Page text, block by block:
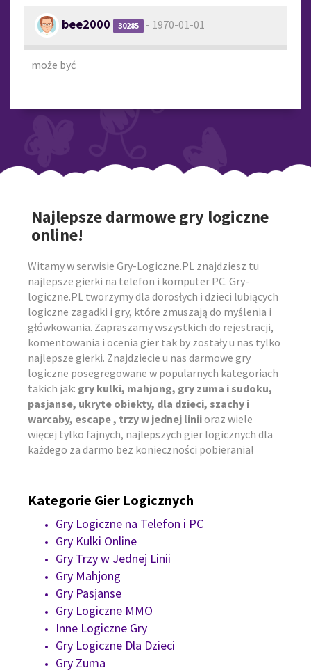
bee2000 30285 - 1970-01-01
może być
Najlepsze darmowe gry logiczne
online!
Witamy w serwisie Gry-Logiczne.PL znajdziesz tu
najlepsze gierki na telefon i komputer PC. Gry-
logiczne.PL tworzymy dla dorosłych i dzieci lubiących
logiczne zagadki i gry, które zmuszają do myślenia i
główkowania. Zapraszamy wszystkich do rejestracji,
komentowania i ocenia gier tak by zostały u nas tylko
najlepsze gierki. Znajdziecie u nas darmowe gry
logiczne posegregowane w popularnych kategoriach
takich jak: gry kulki, mahjong, gry zuma i sudoku,
pasjanse, ukryte obiekty, dla dzieci, szachy i
warcaby, escape , trzy w jednej liniioraz wiele
więcej tylko fajnych, najlepszych gier logicznych dla
każdego za darmo bez konieczności pobierania!
Kategorie Gier Logicznych
Gry Logiczne na Telefon i PC
Gry Kulki Online
Gry Trzy w Jednej Linii
Gry Mahjong
Gry Pasjanse
Gry Logiczne MMO
Inne Logiczne Gry
Gry Logiczne Dla Dzieci
Gry Zuma